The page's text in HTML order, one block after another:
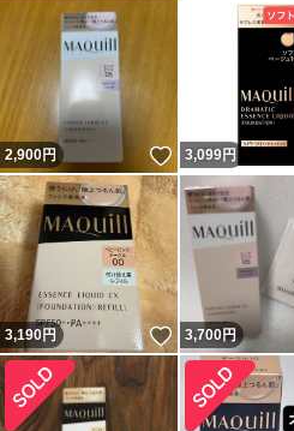
2,900円 いいね！
3,099円
3,190円 いいね！
3,700円